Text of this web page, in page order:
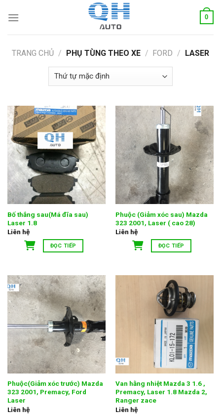
0
TRANG CHỦ / PHỤ TÙNG THEO XE / FORD / LASER
Bố thắng sau(Má đĩa sau)
Laser 1.8
Liên hệ
ĐỌC TIẾP
Phuộc (Giảm xóc sau) Mazda
323 2001, Laser ( cao 28)
Liên hệ
ĐỌC TIẾP
Phuộc(Giảm xóc trước) Mazda
323 2001, Premacy, Ford
Laser
Liên hệ
Van hằng nhiệt Mazda 3 1.6 ,
Premacy, Laser 1.8 Mazda 2,
Ranger zace
Liên hệ